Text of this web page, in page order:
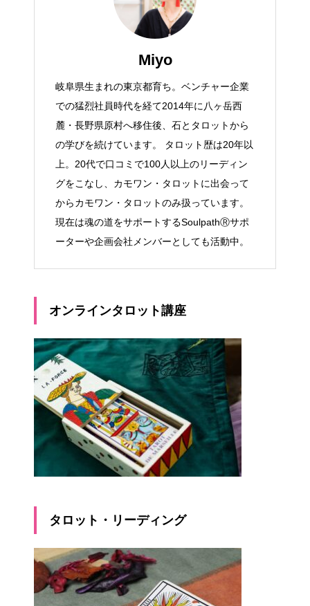
Miyo
岐阜県生まれの東京都育ち。ベンチャー企業
での猛烈社員時代を経て2014年に八ヶ岳西
麓・長野県原村へ移住後、石とタロットから
の学びを続けています。 タロット歴は20年以
上。20代で口コミで100人以上のリーディン
グをこなし、カモワン・タロットに出会って
からカモワン・タロットのみ扱っています。
現在は魂の道をサポートするSoulpathⓇサポ
ーターや企画会社メンバーとしても活動中。
オンラインタロット講座
タロット・リーディング